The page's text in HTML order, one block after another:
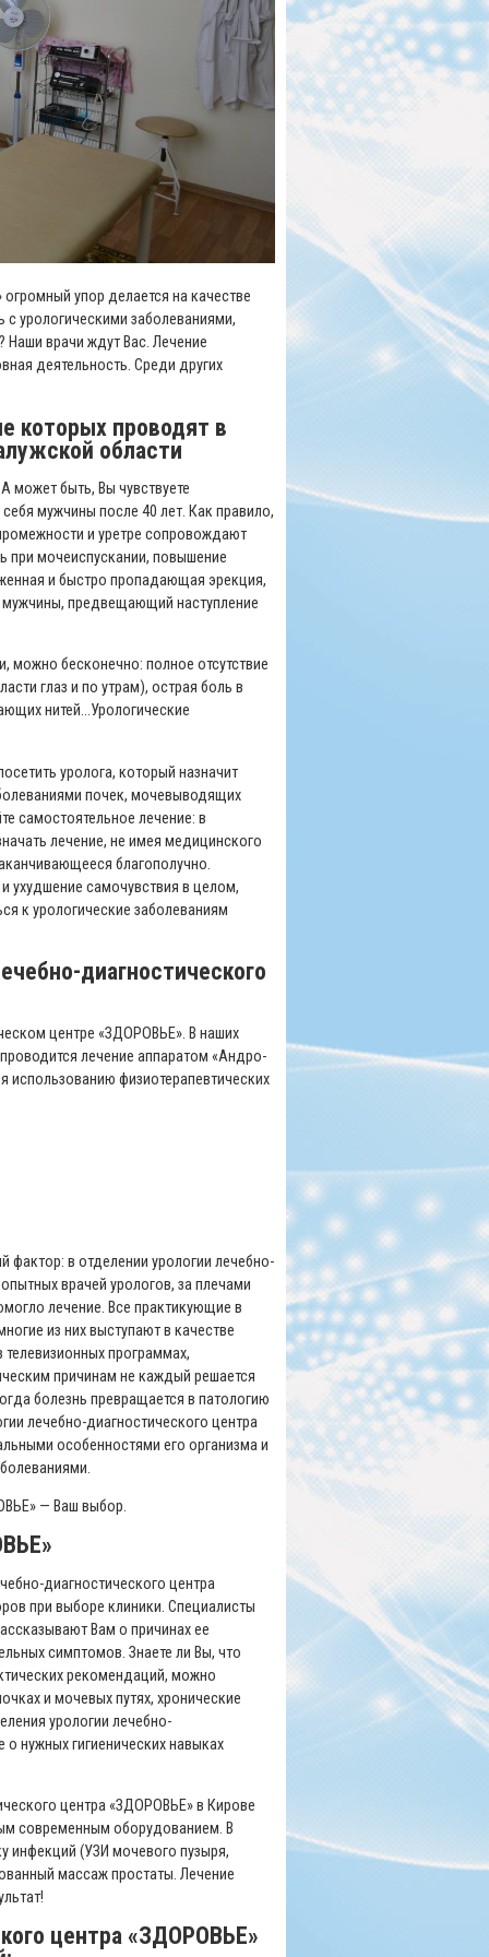
упор делается на качестве
урологическими заболеваниями,
Наши врачи ждут Вас. Лечение
деятельность. Среди других
которых проводят в
области
может быть, Вы чувствуете
мужчины после 40 лет. Как правило,
и уретре сопровождают
при мочеиспускании, повышение
и быстро пропадающая эрекция,
мужчины, предвещающий наступление
можно бесконечно: полное отсутствие
глаз и по утрам), острая боль в
нитей...Урологические
уролога, который назначит
почек, мочевыводящих
самостоятельное лечение: в
лечение, не имея медицинского
благополучно.
ухудшение самочувствия в целом,
к урологические заболеваниям
диагностического
центре «ЗДОРОВЬЕ». В наших
лечение аппаратом «Андро-
использованию физиотерапевтических
в отделении урологии лечебно-
врачей урологов, за плечами
лечение. Все практикующие в
из них выступают в качестве
программах,
причинам не каждый решается
болезнь превращается в патологию
лечебно-диагностического центра
особенностями его организма и
— Ваш выбор.
диагностического центра
при выборе клиники. Специалисты
Вам о причинах ее
симптомов. Знаете ли Вы, что
рекомендаций, можно
и мочевых путях, хронические
урологии лечебно-
нужных гигиенических навыках
центра «ЗДОРОВЬЕ» в Кирове
современным оборудованием. В
инфекций (УЗИ мочевого пузыря,
массаж простаты. Лечение
центра «ЗДОРОВЬЕ»